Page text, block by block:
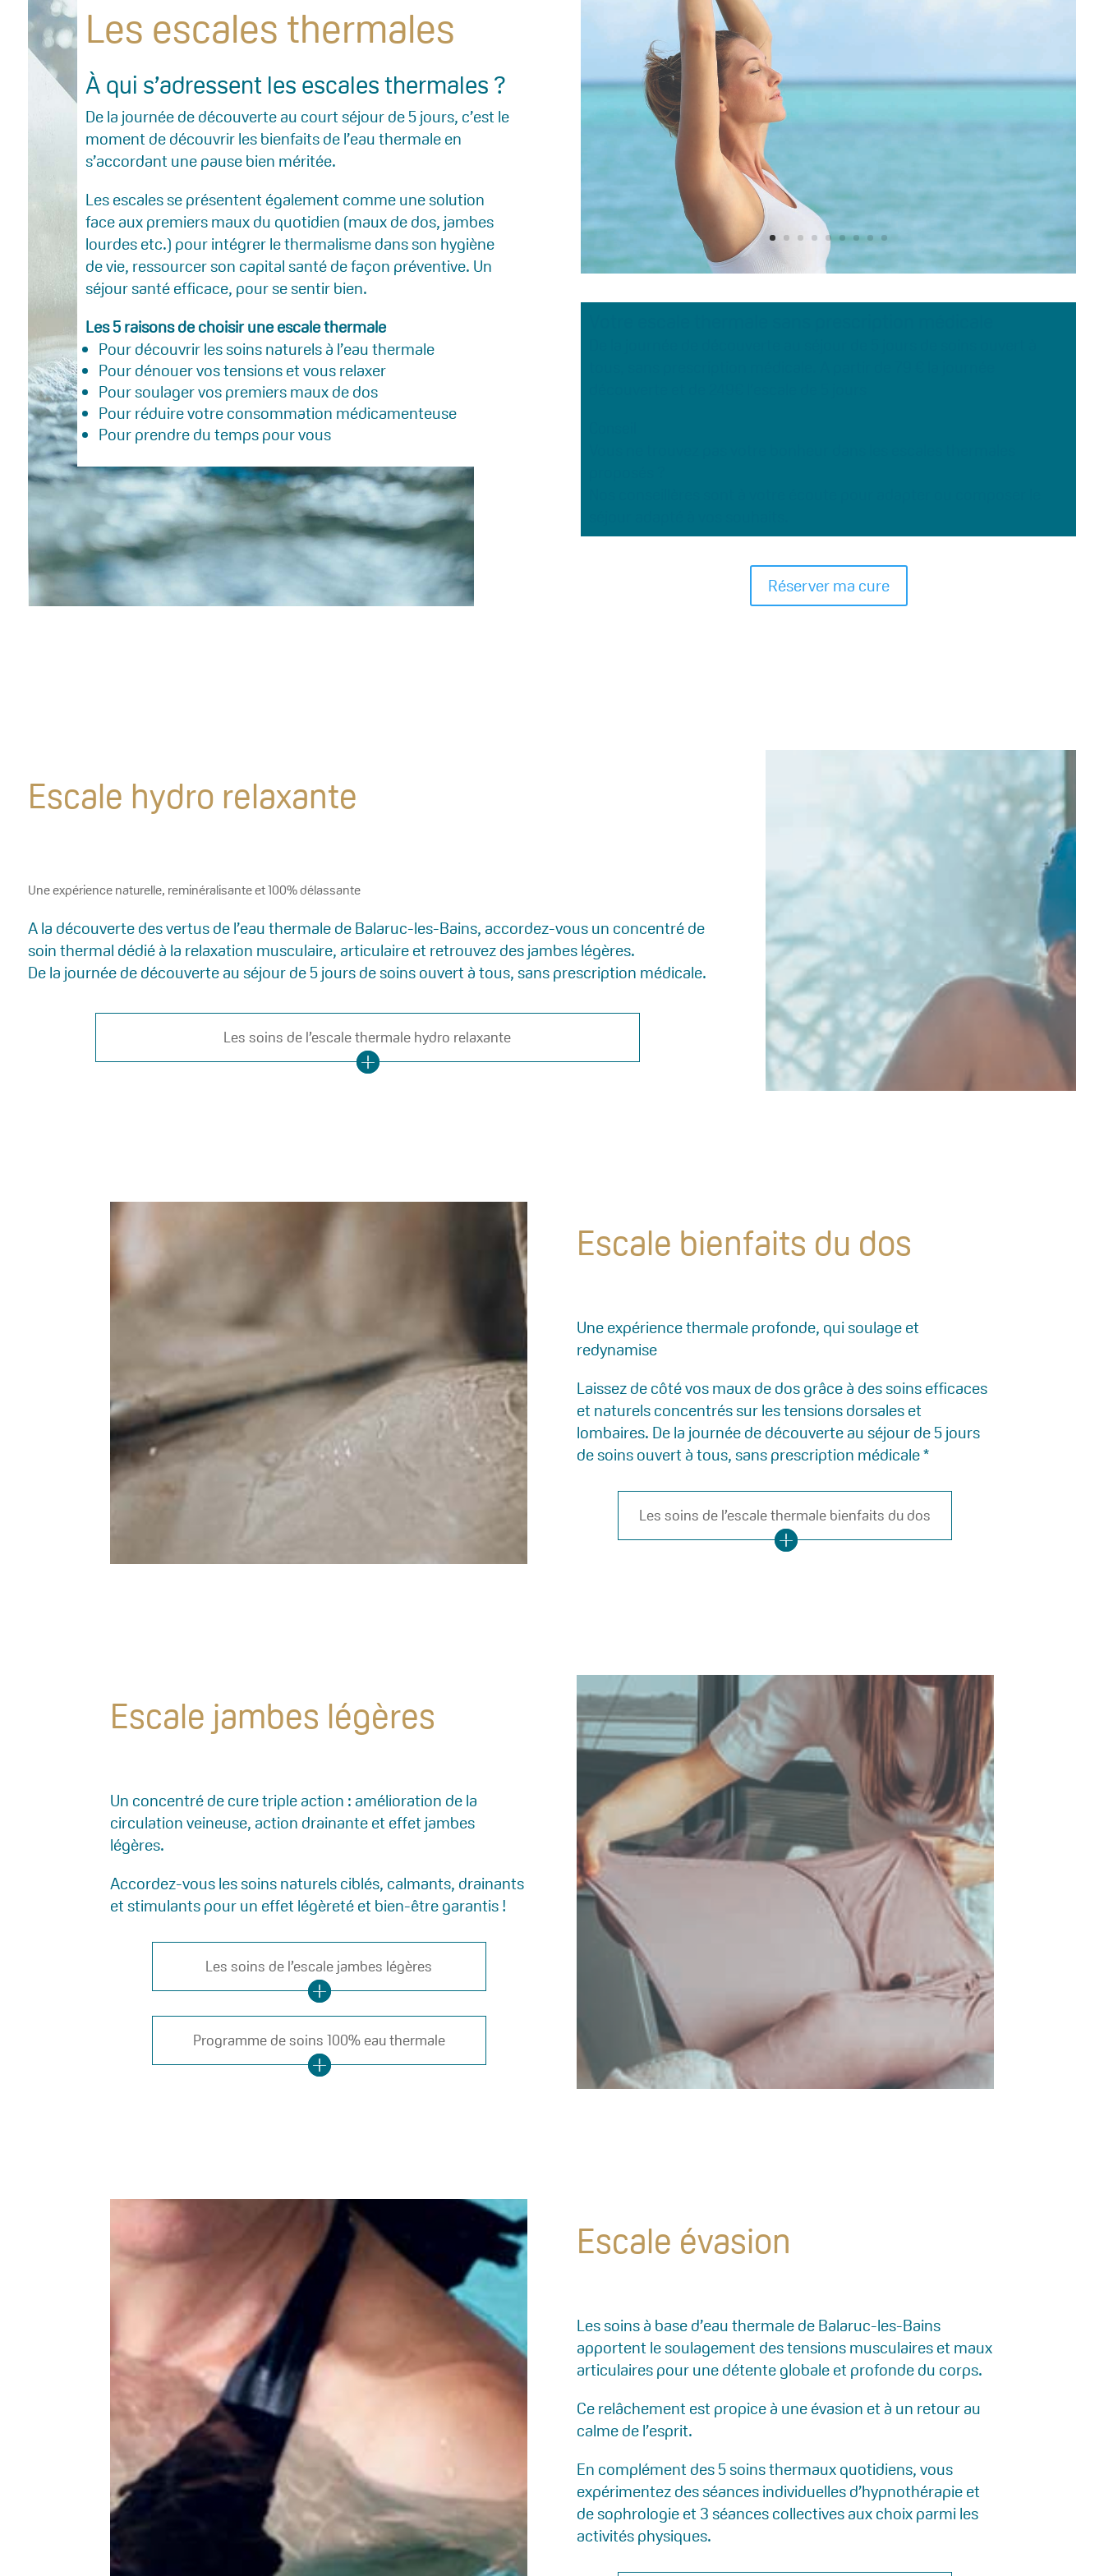
Les escales thermales
À qui s’adressent les escales thermales ?
De la journée de découverte au court séjour de 5 jours, c’est le
moment de découvrir les bienfaits de l’eau thermale en
s’accordant une pause bien méritée.
Les escales se présentent également comme une solution
face aux premiers maux du quotidien (maux de dos, jambes
lourdes etc.) pour intégrer le thermalisme dans son hygiène
de vie, ressourcer son capital santé de façon préventive. Un
séjour santé efficace, pour se sentir bien.
Les 5 raisons de choisir une escale thermale
Pour découvrir les soins naturels à l’eau thermale
Pour dénouer vos tensions et vous relaxer
Pour soulager vos premiers maux de dos
Pour réduire votre consommation médicamenteuse
Pour prendre du temps pour vous
Réserver ma cure
Escale hydro relaxante
Une expérience naturelle, reminéralisante et 100% délassante
A la découverte des vertus de l’eau thermale de Balaruc-les-Bains, accordez-vous un concentré de
soin thermal dédié à la relaxation musculaire, articulaire et retrouvez des jambes légères.
De la journée de découverte au séjour de 5 jours de soins ouvert à tous, sans prescription médicale.
Les soins de l’escale thermale hydro relaxante
Escale bienfaits du dos
Une expérience thermale profonde, qui soulage et
redynamise
Laissez de côté vos maux de dos grâce à des soins efficaces
et naturels concentrés sur les tensions dorsales et
lombaires. De la journée de découverte au séjour de 5 jours
de soins ouvert à tous, sans prescription médicale *
Les soins de l’escale thermale bienfaits du dos
Escale jambes légères
Un concentré de cure triple action : amélioration de la
circulation veineuse, action drainante et effet jambes
légères.
Accordez-vous les soins naturels ciblés, calmants, drainants
et stimulants pour un effet légèreté et bien-être garantis !
Les soins de l’escale jambes légères
Programme de soins 100% eau thermale
Escale évasion
Les soins à base d’eau thermale de Balaruc-les-Bains
apportent le soulagement des tensions musculaires et maux
articulaires pour une détente globale et profonde du corps.
Ce relâchement est propice à une évasion et à un retour au
calme de l’esprit.
En complément des 5 soins thermaux quotidiens, vous
expérimentez des séances individuelles d’hypnothérapie et
de sophrologie et 3 séances collectives aux choix parmi les
activités physiques.